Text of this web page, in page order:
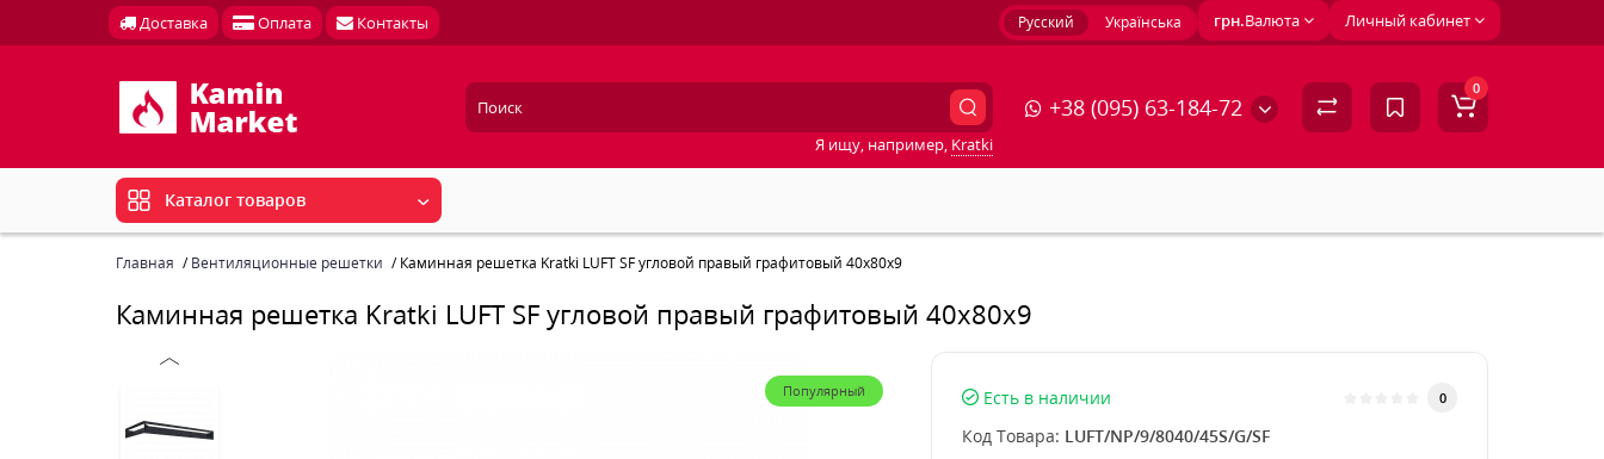
Доставка Оплата Контакты Личный кабинет
грн.Валюта
Русский Українська
+38 (095) 63-184-72
Я ищу, например, Kratki
0
Каталог товаров
Главная Вентиляционные решетки Каминная решетка Kratki LUFT SF угловой правый графитовый 40x80x9
Каминная решетка Kratki LUFT SF угловой правый графитовый 40x80x9
Популярный Есть в наличии 0
Код Товара: LUFT/NP/9/8040/45S/G/SF